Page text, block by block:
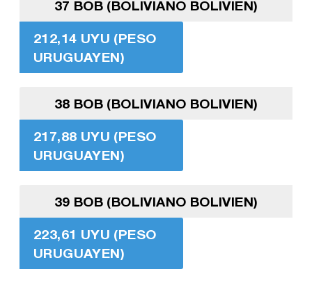
37 BOB (BOLIVIANO BOLIVIEN)
212,14 UYU (PESO
URUGUAYEN)
38 BOB (BOLIVIANO BOLIVIEN)
217,88 UYU (PESO
URUGUAYEN)
39 BOB (BOLIVIANO BOLIVIEN)
223,61 UYU (PESO
URUGUAYEN)